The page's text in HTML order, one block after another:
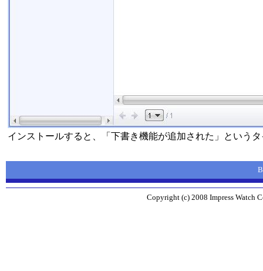
インストールすると、「下書き機能が追加された」という
Copyright (c) 2008 Impress Watch